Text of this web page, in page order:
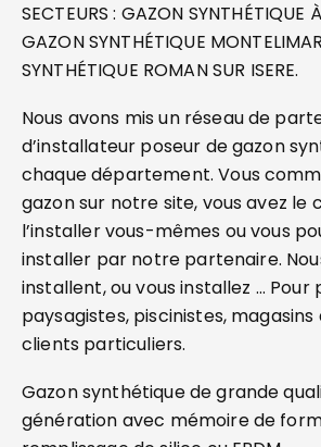
SECTEURS : GAZON SYNTHÉTIQUE
GAZON SYNTHÉTIQUE
SYNTHÉTIQUE ROMAN SUR ISERE.
Nous avons mis un réseau de
d’installateur poseur de gazon
chaque département. Vous
gazon sur notre site, vous avez le
l’installer vous-mêmes ou vous
installer par notre partenaire.
installent, ou vous installez … Pour
paysagistes, piscinistes,
clients particuliers.
Gazon synthétique de grande
génération avec mémoire de